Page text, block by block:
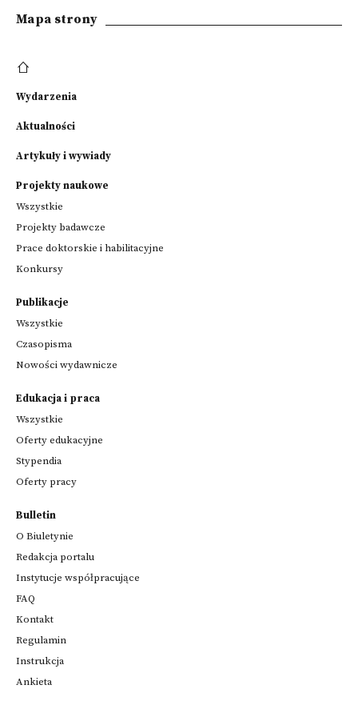
Mapa strony
Wydarzenia
Aktualności
Artykuły i wywiady
Projekty naukowe
Wszystkie
Projekty badawcze
Prace doktorskie i habilitacyjne
Konkursy
Publikacje
Wszystkie
Czasopisma
Nowości wydawnicze
Edukacja i praca
Wszystkie
Oferty edukacyjne
Stypendia
Oferty pracy
Bulletin
O Biuletynie
Redakcja portalu
Instytucje współpracujące
FAQ
Kontakt
Regulamin
Instrukcja
Ankieta